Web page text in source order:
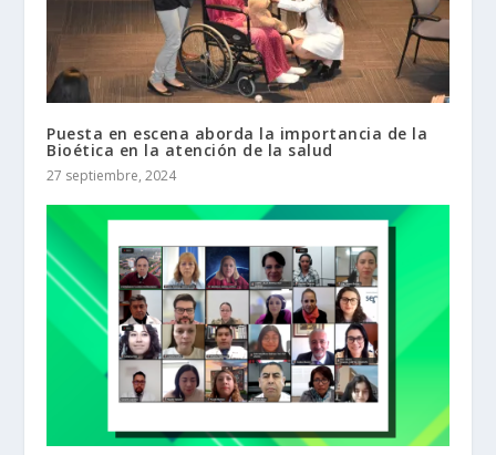
Puesta en escena aborda la importancia de la
Bioética en la atención de la salud
27 septiembre, 2024